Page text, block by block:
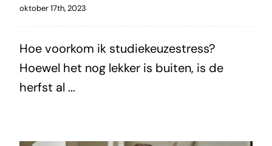
oktober 17th, 2023
Hoe voorkom ik studiekeuzestress?
Hoewel het nog lekker is buiten, is de
herfst al ...